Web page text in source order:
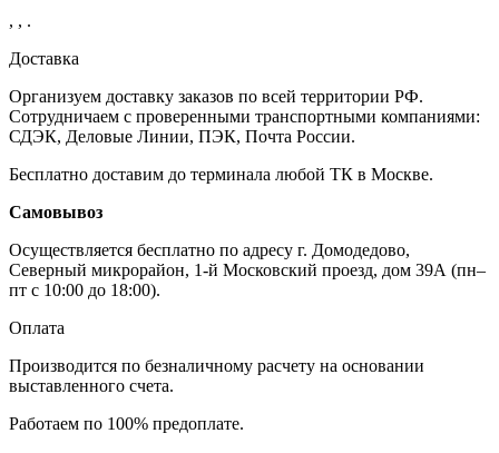
, , .
Доставка
Организуем доставку заказов по всей территории РФ.
Сотрудничаем с проверенными транспортными компаниями:
СДЭК, Деловые Линии, ПЭК, Почта России.
Бесплатно доставим до терминала любой ТК в Москве.
Самовывоз
Осуществляется бесплатно по адресу г. Домодедово,
Северный микрорайон, 1-й Московский проезд, дом 39А (пн–
пт с 10:00 до 18:00).
Оплата
Производится по безналичному расчету на основании
выставленного счета.
Работаем по 100% предоплате.